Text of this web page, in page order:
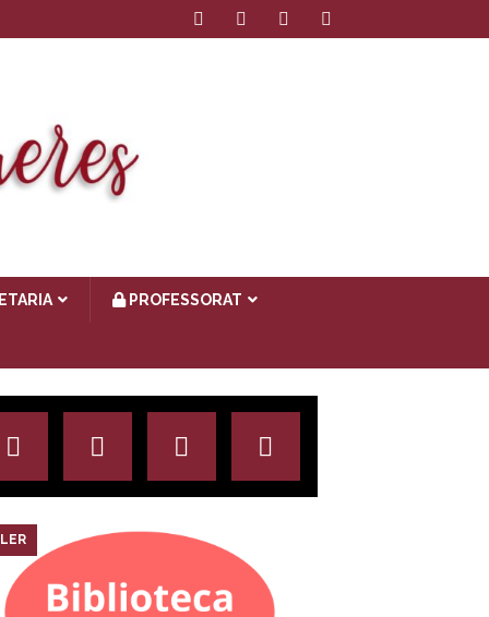
PROFESSORAT